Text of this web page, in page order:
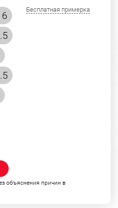
Бесплатная примерка
объяснения причин в